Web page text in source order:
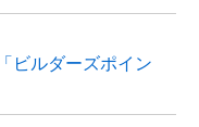
ビルダーズポイン